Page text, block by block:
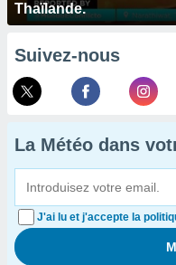
Thaïlande.
Suivez-nous
La Météo dans
J'ai lu et j'accepte la